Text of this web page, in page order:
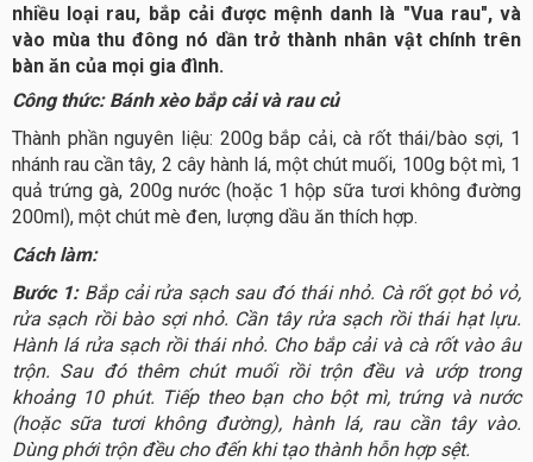
nhiều loại rau, bắp cải được mệnh danh là "Vua rau", và
vào mùa thu đông nó dần trở thành nhân vật chính trên
bàn ăn của mọi gia đình.
Công thức: Bánh xèo bắp cải và rau củ
Thành phần nguyên liệu: 200g bắp cải, cà rốt thái/bào sợi, 1
nhánh rau cần tây, 2 cây hành lá, một chút muối, 100g bột mì, 1
quả trứng gà, 200g nước (hoặc 1 hộp sữa tươi không đường
200ml), một chút mè đen, lượng dầu ăn thích hợp.
Cách làm:
Bước 1: Bắp cải rửa sạch sau đó thái nhỏ. Cà rốt gọt bỏ vỏ,
rửa sạch rồi bào sợi nhỏ. Cần tây rửa sạch rồi thái hạt lựu.
Hành lá rửa sạch rồi thái nhỏ. Cho bắp cải và cà rốt vào âu
trộn. Sau đó thêm chút muối rồi trộn đều và ướp trong
khoảng 10 phút. Tiếp theo bạn cho bột mì, trứng và nước
(hoặc sữa tươi không đường), hành lá, rau cần tây vào.
Dùng phới trộn đều cho đến khi tạo thành hỗn hợp sệt.